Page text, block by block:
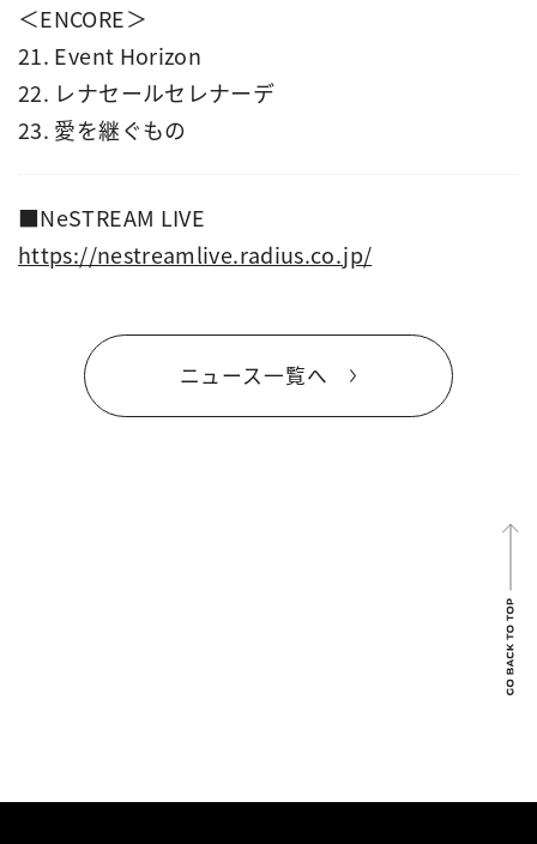
＜ENCORE＞
21. Event Horizon
22. レナセールセレナーデ
23. 愛を継ぐもの
■NeSTREAM LIVE
https://nestreamlive.radius.co.jp/
ニュース一覧へ